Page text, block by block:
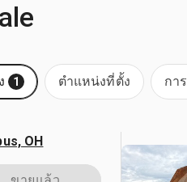
1 ตำแหน่งที่ตั้ง กา
OH